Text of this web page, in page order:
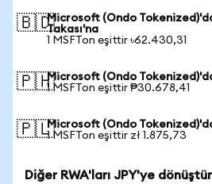
🇧🇩Microsoft (Ondo
Takası'na
1 MSFTon eşittir ৳62.430,31
🇵🇭Microsoft (Ondo
1 MSFTon eşittir ₱30.678,41
🇵🇱Microsoft (Ondo
1 MSFTon eşittir zł 1.875,73
Diğer RWA'ları JPY'ye dönüştür